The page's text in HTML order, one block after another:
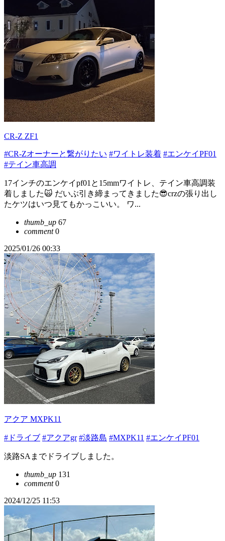
CR-Z ZF1
#CR-Zオーナーと繋がりたい #ワイトレ装着 #エンケイPF01
#テイン車高調
17インチのエンケイpf01と15mmワイトレ、テイン車高調装
着しました🙀 だいぶ引き締まってきました😎crzの張り出し
たケツはいつ見てもかっこいい。 ワ...
thumb_up 67
comment0
2025/01/26 00:33
アクア MXPK11
#ドライブ #アクアgr #淡路島 #MXPK11 #エンケイPF01
淡路SAまでドライブしました。
thumb_up 131
comment0
2024/12/25 11:53